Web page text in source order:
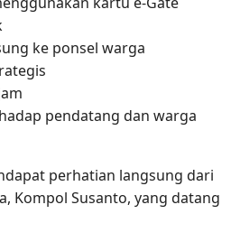
ke ponsel warga
pendatang dan warga
perhatian langsung dari
Kompol Susanto, yang datang